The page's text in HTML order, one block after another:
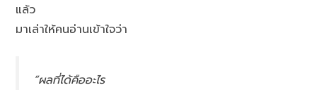
แล้ว
มาเล่าให้คนอ่านเข้าใจว่า
“ผลที่ได้คืออะไร